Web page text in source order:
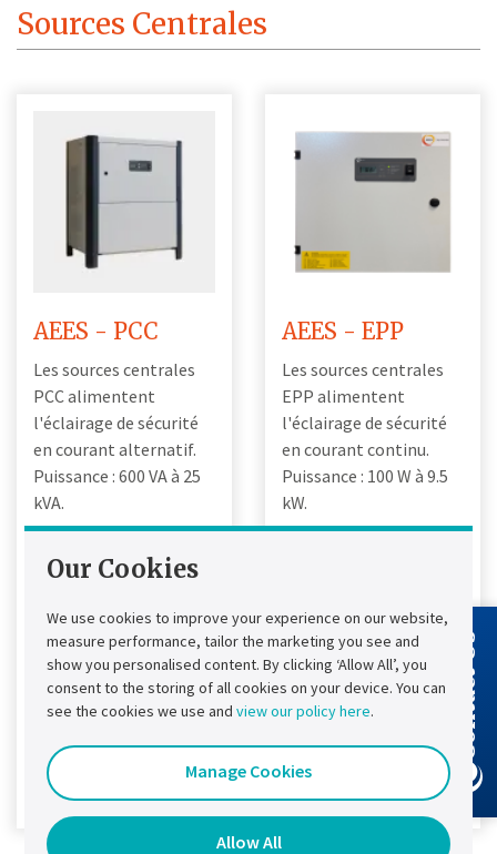
Sources Centrales
AEES - PCC
Les sources centrales
PCC alimentent
l'éclairage de sécurité
en courant alternatif.
Puissance : 600 VA à 25
kVA.
Entretien
règlementaire
Autonomie: 1h ou 6h
Optimisation des
batteries: Réglages
en usine
Voir les détails du
produit
AEES - EPP
Les sources centrales
EPP alimentent
l'éclairage de sécurité
en courant continu.
Puissance : 100 W à 9.5
kW.
règlementaire
Autonomie: 1h ou 6h
Optimisation des
batteries: Réglages
en usine
produit
Contact Us
Our Cookies
We use cookies to improve your experience on our website,
measure performance, tailor the marketing you see and
show you personalised content. By clicking ‘Allow All’, you
consent to the storing of all cookies on your device. You can
see the cookies we use and view our policy here.
Manage Cookies
Allow All